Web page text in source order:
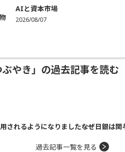
AIと資本市場
2026/08/07
ぶやき」の過去記事を読む
されるようになりました――なぜ日銀は
過去記事一覧を見る